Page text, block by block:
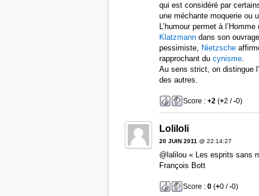
qui est considéré par
une méchante moquerie ou
L’humour permet à
Klatzmanndans son ouvrage
pessimiste, Nietzsche
rapprochant du cynisme.
Au sens strict, on distingue
des autres.
Score : +2(+2 /-0)
Loliloli
20 JUIN 2011 @ 22:14:27
@lalilou « Les esprits sans
François Bott
Score : 0(+0 /-0)